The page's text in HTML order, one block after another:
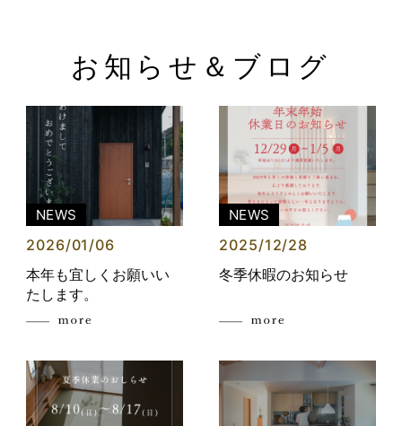
お知らせ＆ブログ
NEWS
2026/01/06
本年も宜しくお願いい
たします。
NEWS
2025/12/28
冬季休暇のお知らせ